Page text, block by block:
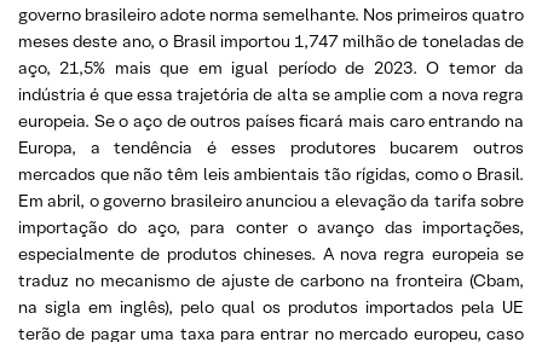
governo brasileiro adote norma semelhante. Nos primeiros quatro
meses deste ano, o Brasil importou 1,747 milhão de toneladas de
aço, 21,5% mais que em igual período de 2023. O temor da
indústria é que essa trajetória de alta se amplie com a nova regra
europeia. Se o aço de outros países ficará mais caro entrando na
Europa, a tendência é esses produtores bucarem outros
mercados que não têm leis ambientais tão rígidas, como o Brasil.
Em abril, o governo brasileiro anunciou a elevação da tarifa sobre
importação do aço, para conter o avanço das importações,
especialmente de produtos chineses. A nova regra europeia se
traduz no mecanismo de ajuste de carbono na fronteira (Cbam,
na sigla em inglês), pelo qual os produtos importados pela UE
terão de pagar uma taxa para entrar no mercado europeu, caso